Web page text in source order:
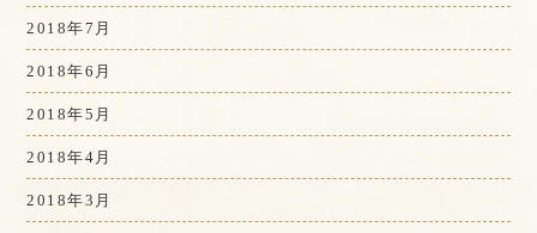
2018年7月
2018年6月
2018年5月
2018年4月
2018年3月